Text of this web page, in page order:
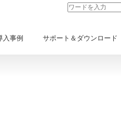
入事例 サポート＆ダウンロード